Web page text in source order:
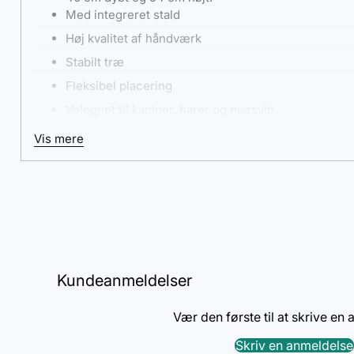
Med integreret stald
Høj kvalitet af håndværk
Stabilt træ
Fleksibel placering
Fremragende udførelse
Vis mere
Kundeanmeldelser
Vær den første til at skrive en
Skriv en anmeldelse